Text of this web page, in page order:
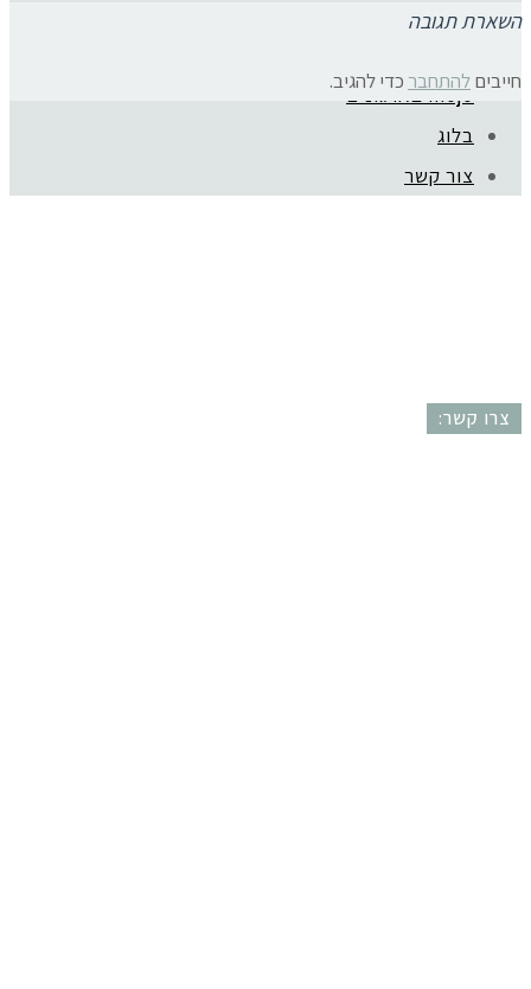
ייעוץ קריירה
mojo בארגונים
בלוג
צור קשר
השארת תגובה
חייביםלהתחבר כדי להגיב.
צרו קשר:
קהילת סלוניקי 1, תל אביב |
עיצוב:
נסטיה פייביש